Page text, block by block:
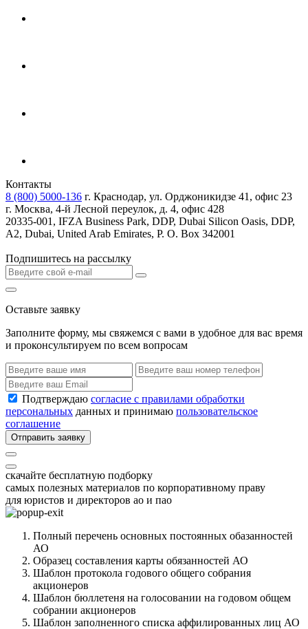
Контакты
8 (800) 5000-136 г. Краснодар, ул. Орджоникидзе 41, офис 23
г. Москва, 4-й Лесной переулок, д. 4, офис 428
20335-001, IFZA Business Park, DDP, Dubai Silicon Oasis, DDP,
A2, Dubai, United Arab Emirates, P. O. Box 342001
Подпишитесь на рассылку
Оставьте заявку
Заполните форму, мы свяжемся с вами в удобное для вас время
и проконсультируем по всем вопросам
Подтверждаю согласие с правилами обработки
персональных данных и принимаю пользовательское
соглашение
Отправить заявку
скачайте бесплатную подборку
самых полезных материалов по корпоративному праву
для юристов и директоров ао и пао
Полный перечень основных постоянных обазанностей
АО
Образец составления карты обязанностей АО
Шаблон протокола годового общего собрания
акционеров
Шаблон бюллетеня на голосовании на годовом общем
собрании акционеров
Шаблон заполненного списка аффилированных лиц АО